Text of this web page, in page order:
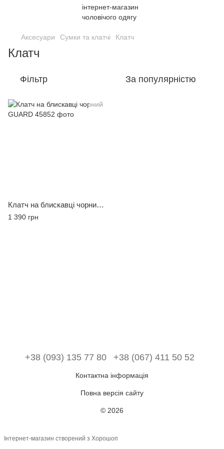
Аксесуари Сумки та клатчі Клатч
Клатч
Фільтр За популярністю
Клатч на блискавці чорний GUARD
1 390 грн
+38 (093) 135 77 80 +38 (067) 411 50 52
Контактна інформація
Повна версія сайту
© 2026
Інтернет-магазин створений з Хорошоп